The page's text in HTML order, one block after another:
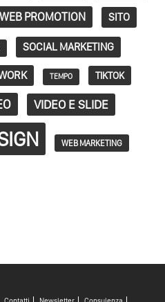
PROMOTION SITO
SOCIAL MARKETING
TEMPO TIKTOK
VIDEO E SLIDE
WEB MARKETING